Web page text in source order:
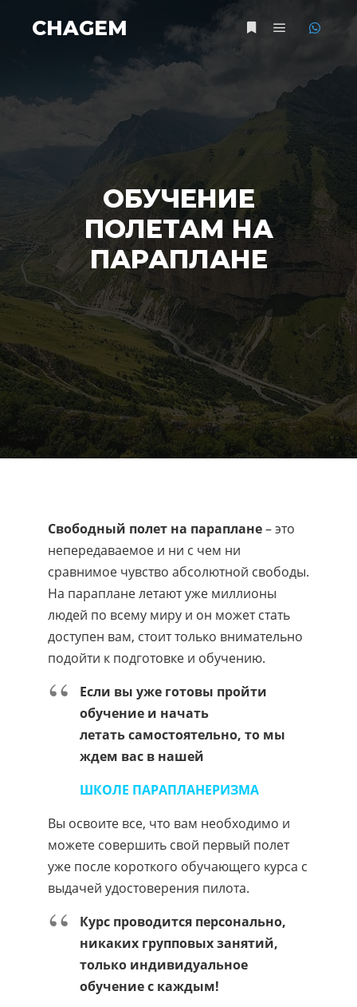
CHAGEM
ОБУЧЕНИЕ
ПОЛЕТАМ НА
ПАРАПЛАНЕ
Свободный полет на параплане– это
непередаваемое и ни с чем ни
сравнимое чувство абсолютной свободы.
На параплане летают уже миллионы
людей по всему миру и он может стать
доступен вам, стоит только внимательно
подойти к подготовке и обучению.
Если вы уже готовы пройти
обучение и начать
летатьсамостоятельно, то мы
ждем вас в нашей
ШКОЛЕ ПАРАПЛАНЕРИЗМА
Вы освоите все, что вам необходимо и
можете совершить свой первый полет
уже после короткого обучающего курса с
выдачей удостоверения пилота.
Курс проводится персонально,
никаких групповых занятий,
только индивидуальное
обучение с каждым!